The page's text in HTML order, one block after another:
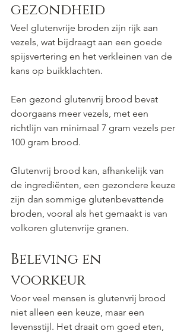
gezondheid
Veel glutenvrije broden zijn rijk aan
vezels, wat bijdraagt aan een goede
spijsvertering en het verkleinen van de
kans op buikklachten.
Een gezond glutenvrij brood bevat
doorgaans meer vezels, met een
richtlijn van minimaal 7 gram vezels per
100 gram brood.
Glutenvrij brood kan, afhankelijk van
de ingrediënten, een gezondere keuze
zijn dan sommige glutenbevattende
broden, vooral als het gemaakt is van
volkoren glutenvrije granen.
Beleving en
voorkeur
Voor veel mensen is glutenvrij brood
niet alleen een keuze, maar een
levensstijl. Het draait om goed eten,